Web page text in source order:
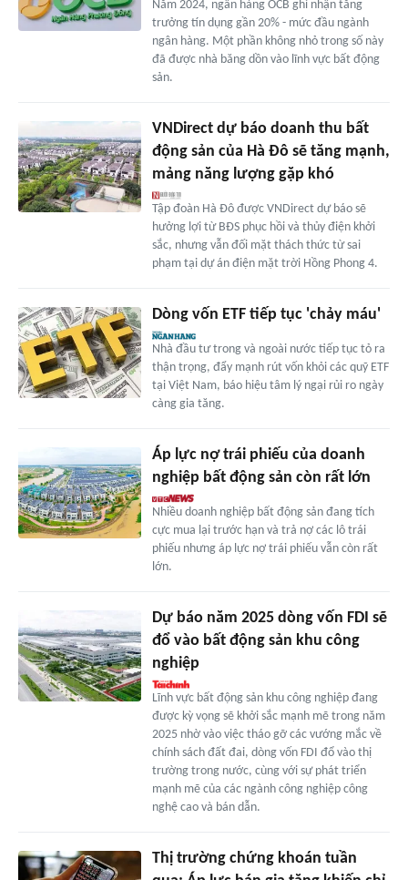
Năm 2024, ngân hàng OCB ghi nhận tăng
trưởng tín dụng gần 20% - mức đầu ngành
ngân hàng. Một phần không nhỏ trong số này
đã được nhà băng dồn vào lĩnh vực bất động
sản.
VNDirect dự báo doanh thu bất
động sản của Hà Đô sẽ tăng mạnh,
mảng năng lượng gặp khó
Tập đoàn Hà Đô được VNDirect dự báo sẽ
hưởng lợi từ BĐS phục hồi và thủy điện khởi
sắc, nhưng vẫn đối mặt thách thức từ sai
phạm tại dự án điện mặt trời Hồng Phong 4.
Dòng vốn ETF tiếp tục 'chảy máu'
Nhà đầu tư trong và ngoài nước tiếp tục tỏ ra
thận trọng, đẩy mạnh rút vốn khỏi các quỹ ETF
tại Việt Nam, báo hiệu tâm lý ngại rủi ro ngày
càng gia tăng.
Áp lực nợ trái phiếu của doanh
nghiệp bất động sản còn rất lớn
Nhiều doanh nghiệp bất động sản đang tích
cực mua lại trước hạn và trả nợ các lô trái
phiếu nhưng áp lực nợ trái phiếu vẫn còn rất
lớn.
Dự báo năm 2025 dòng vốn FDI sẽ
đổ vào bất động sản khu công
nghiệp
Lĩnh vực bất động sản khu công nghiệp đang
được kỳ vọng sẽ khởi sắc mạnh mẽ trong năm
2025 nhờ vào việc tháo gỡ các vướng mắc về
chính sách đất đai, dòng vốn FDI đổ vào thị
trường trong nước, cùng với sự phát triển
mạnh mẽ của các ngành công nghiệp công
nghệ cao và bán dẫn.
Thị trường chứng khoán tuần